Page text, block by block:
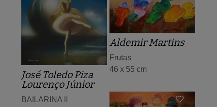
Aldemir Martins
Frutas
46 x 55 cm
José Toledo Piza
Lourenço Júnior
BAILARINA II